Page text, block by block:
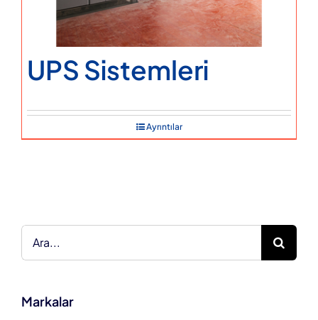
UPS Sistemleri
Ayrıntılar
Markalar